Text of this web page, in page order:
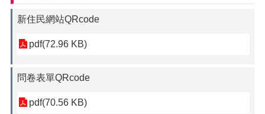
新住民網站QRcode
pdf(72.96 KB)
問卷表單QRcode
pdf(70.56 KB)